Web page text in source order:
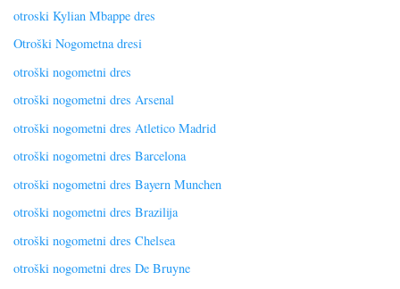
otroski Kylian Mbappe dres
Otroški Nogometna dresi
otroški nogometni dres
otroški nogometni dres Arsenal
otroški nogometni dres Atletico Madrid
otroški nogometni dres Barcelona
otroški nogometni dres Bayern Munchen
otroški nogometni dres Brazilija
otroški nogometni dres Chelsea
otroški nogometni dres De Bruyne